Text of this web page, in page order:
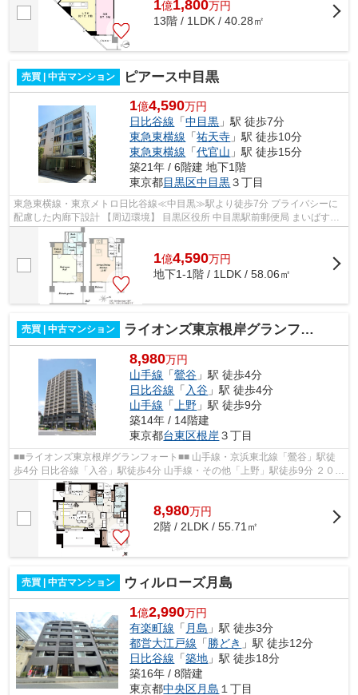
1億1,800万円
13階 / 1LDK / 40.28㎡
売買 | 中古マンション ピアース中目黒
1億4,590万円
日比谷線 「中目黒 」駅 徒歩7分
東急東横線 「祐天寺 」駅 徒歩10分
東急東横線 「代官山 」駅 徒歩15分
築21年 / 6階建 地下1階
東京都目黒区中目黒３丁目
東急東横線・東京メトロ日比谷線≪中目黒≫駅より徒歩7分 プライバシーに
配慮した内廊下設計 【周辺環境】 目黒区役所 中目黒駅前郵便局 まいばすけ
っと 目黒中央中学校 中目黒小学校
1億4,590万円
地下1-1階 / 1LDK / 58.06㎡
売買 | 中古マンション ライオンズ東京根岸グランフォート
8,980万円
山手線 「鶯谷 」駅 徒歩4分
日比谷線 「 入谷 」駅 徒歩4分
山手線 「上野 」駅 徒歩9分
築14年 / 14階建
東京都台東区根岸３丁目
■■ライオンズ東京根岸グランフォート■■ 山手線・京浜東北線「鶯谷」駅徒
歩4分 日比谷線「入谷」駅徒歩4分 山手線・その他「上野」駅徒歩9分 ２０１
8,980万円
2階 / 2LDK / 55.71㎡
売買 | 中古マンション ウィルローズ月島
1億2,990万円
有楽町線 「 月島 」駅 徒歩3分
都営大江戸線 「 勝どき 」駅 徒歩12分
日比谷線 「築地 」駅 徒歩18分
築16年 / 8階建
東京都中央区月島 １丁目